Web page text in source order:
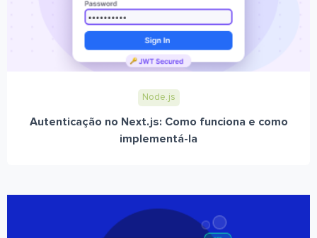
Node.js
Autenticação no Next.js: Como funciona e como
implementá-la